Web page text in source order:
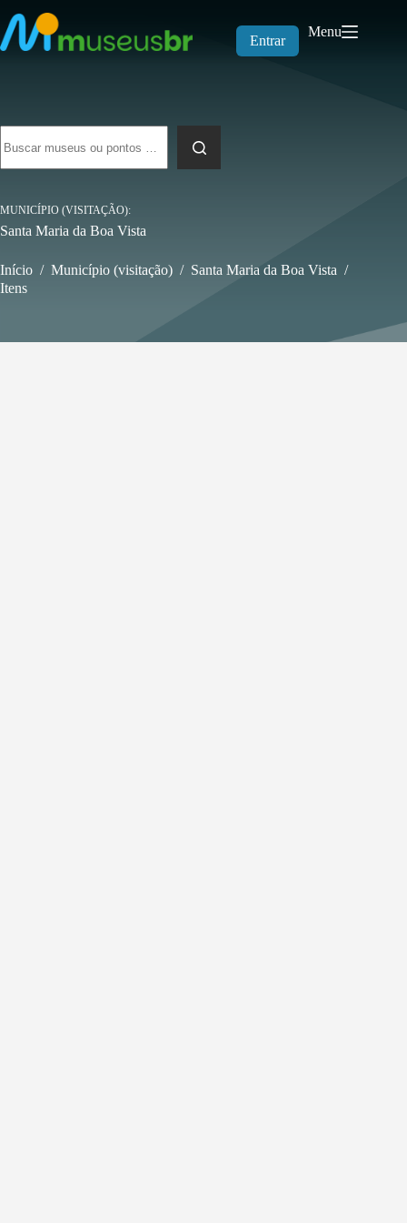
para
o
conteúdo
Entrar
Menu
resultados
MUNICÍPIO (VISITAÇÃO)
Santa Maria da Boa Vista
Início / Município (visitação) / Santa Maria da Boa Vista /
Itens